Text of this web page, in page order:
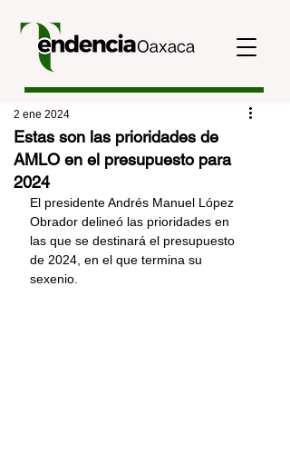
Estas son las prioridades de
AMLO en el presupuesto para
2024
2 ene 2024
El presidente Andrés Manuel López
Obrador delineó las prioridades en
las que se destinará el presupuesto
de 2024, en el que termina su
sexenio.